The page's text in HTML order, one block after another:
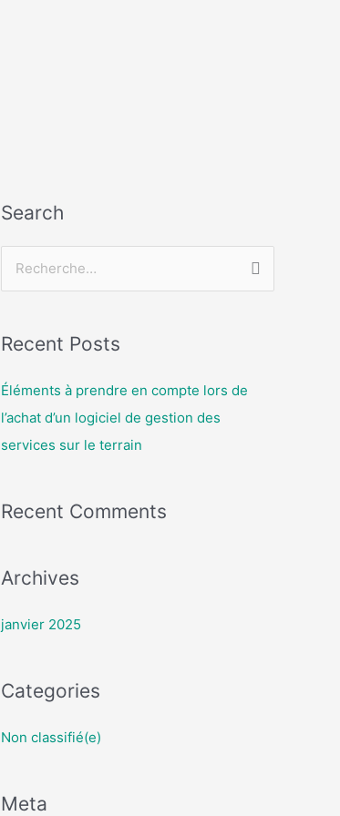
Search
h
e
r
r
Recent Posts
Éléments à prendre en compte lors de
l’achat d’un logiciel de gestion des
services sur le terrain
Recent Comments
Archives
janvier 2025
Categories
Non classifié(e)
Meta